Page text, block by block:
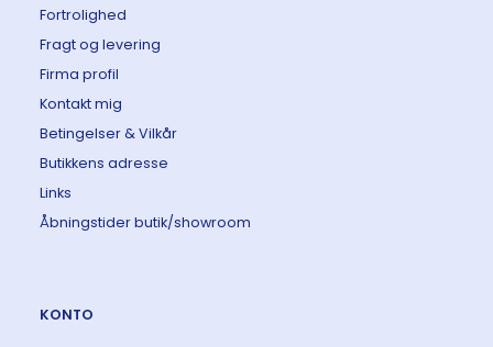
Fortrolighed
Fragt og levering
Firma profil
Kontakt mig
Betingelser & Vilkår
Butikkens adresse
Links
Åbningstider butik/showroom
KONTO